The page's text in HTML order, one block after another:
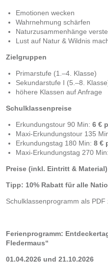
Emotionen wecken
Wahrnehmung schärfen
Naturzusammenhänge
Lust auf Natur & Wildnis
Zielgruppen
Primarstufe (1.–4. Klasse)
Sekundarstufe I (5.–8.
höhere Klassen auf Anfrage
Schulklassenpreise
Erkundungstour 90 Min: 6 €
Maxi-Erkundungstour 135
Erkundungstag 180 Min: 8 €
Maxi-Erkundungstag 270 Min:
Preise (inkl. Eintritt & Material)
Tipp: 10% Rabatt für alle
Schulklassenprogramm als
Ferienprogramm:
Fledermaus“
01.04.2026 und 21.10.2026